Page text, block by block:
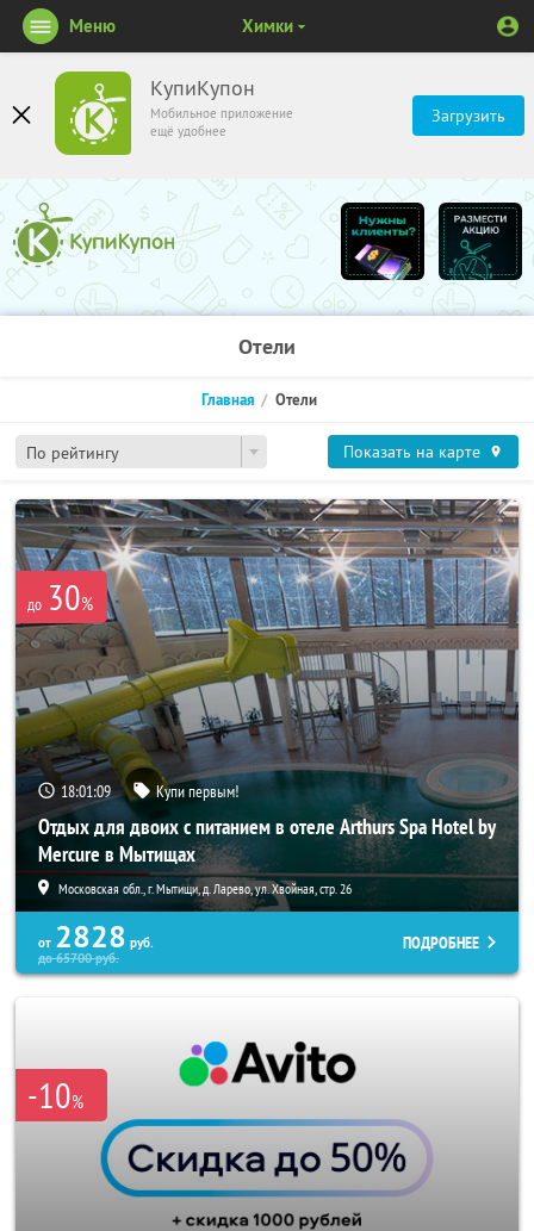
КупиКупон
Мобильное приложение
ещё удобнее
Загрузить
Меню Химки
Отели
По рейтингу
Главная Отели
Показать на карте
до 30%
18:01:07 Купи первым!
Отдых для двоих с питанием в отеле Arthurs Spa Hotel by
Mercure в Мытищах
Московская обл., г. Мытищи, д. Ларево, ул. Хвойная, стр. 26
от 2828 руб.
до65700руб.
ПОДРОБНЕЕ
-10%